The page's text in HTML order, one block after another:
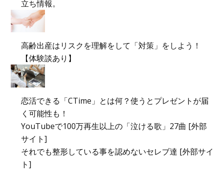
立ち情報。
高齢出産はリスクを理解をして「対策」をしよう！
【体験談あり】
恋活できる「CTime」とは何？使うとプレゼントが届
く可能性も！
YouTubeで100万再生以上の「泣ける歌」27曲 [外部
サイト]
それでも整形している事を認めないセレブ達 [外部サイ
ト]